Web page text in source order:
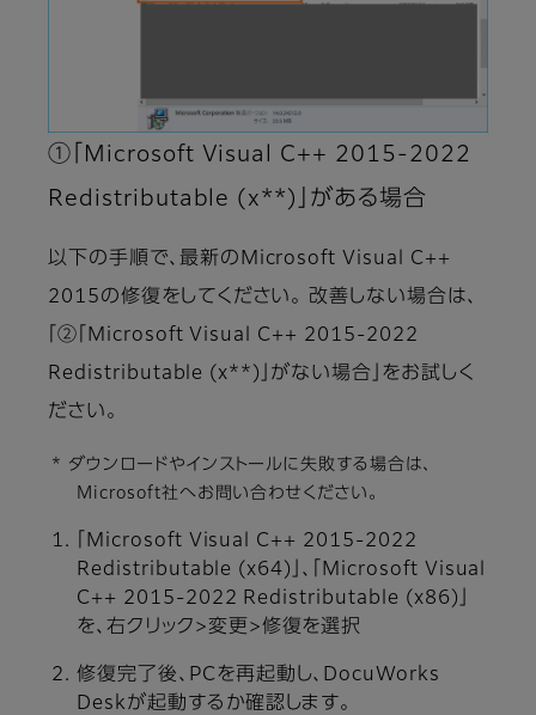
①「Microsoft Visual C++ 2015-2022
Redistributable (x**)」がある場合
以下の手順で、最新のMicrosoft Visual C++
2015の修復をしてください。 改善しない場合は、
「②「Microsoft Visual C++ 2015-2022
Redistributable (x**)」がない場合」をお試しく
ださい。
* ダウンロードやインストールに失敗する場合は、
Microsoft社へお問い合わせください。
「Microsoft Visual C++ 2015-2022
Redistributable (x64)」、「Microsoft Visual
C++ 2015-2022 Redistributable (x86)」
を、右クリック>変更>修復を選択
修復完了後、PCを再起動し、DocuWorks
Deskが起動するか確認します。